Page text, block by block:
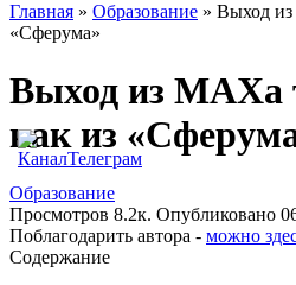
Главная » Образование » Выход
«Сферума»
Выход из МАХа
как из
Образование
Просмотров 8.2к. Опубликовано
Поблагодарить автора - можно
Содержание